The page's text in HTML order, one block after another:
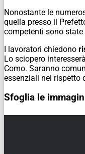
Nonostante le
quella presso il
competenti sono state
I lavoratori chiedono
Lo sciopero
Como. Saranno
essenziali nel rispetto
Sfoglia le